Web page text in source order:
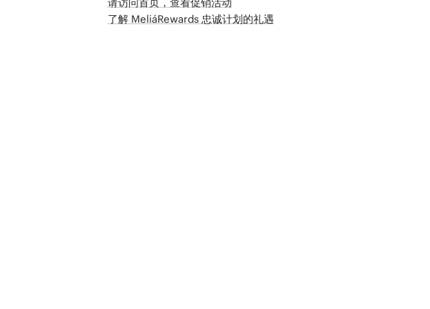
了解 MeliáRewards 忠诚计划的礼遇